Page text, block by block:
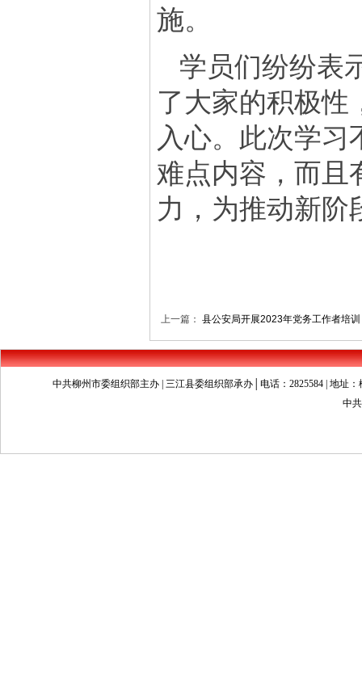
施。
学员们纷纷表
了大家的积极性
入心。此次学
难点内容，而且
力，为推动新阶
上一篇： 县公安局开展2023年党务工作者培训
中共柳州市委组织部主办 | 三江县委组织部承办│电话：2825584 | 地址
中